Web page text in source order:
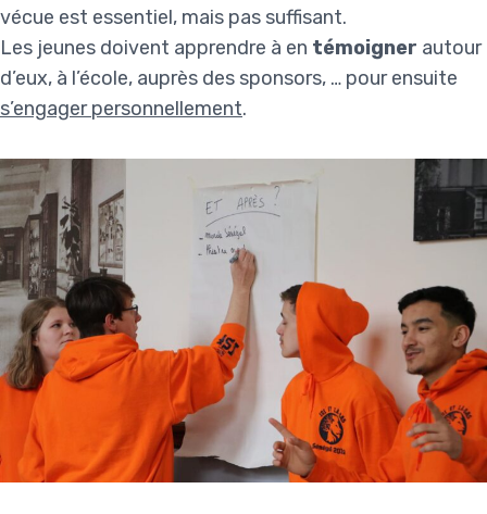
vécue est essentiel, mais pas suffisant.
Les jeunes doivent apprendre à en témoigner autour
d’eux, à l’école, auprès des sponsors, … pour ensuite
s’engager personnellement.